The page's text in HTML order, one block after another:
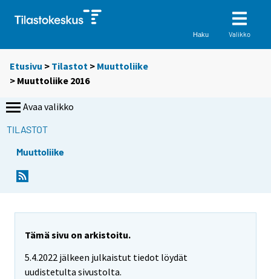
Haku Valikko
Etusivu > Tilastot > Muuttoliike
> Muuttoliike 2016
Avaa valikko
TILASTOT
Muuttoliike
Tämä sivu on arkistoitu.
5.4.2022 jälkeen julkaistut tiedot löydät
uudistetulta sivustolta.